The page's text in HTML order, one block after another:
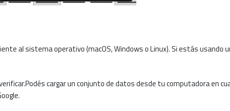
al sistema operativo (macOS, Windows o Linux). Si estás usando
Podés cargar un conjunto de datos desde tu computadora en